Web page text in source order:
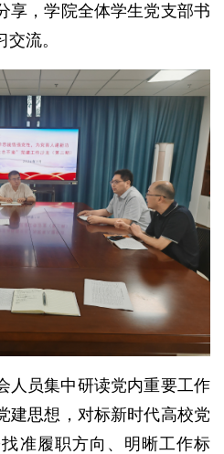
享，学院全体学生党支部书
流。
人员集中研读党内重要工作
建思想，对标新时代高校党
准履职方向、明晰工作标